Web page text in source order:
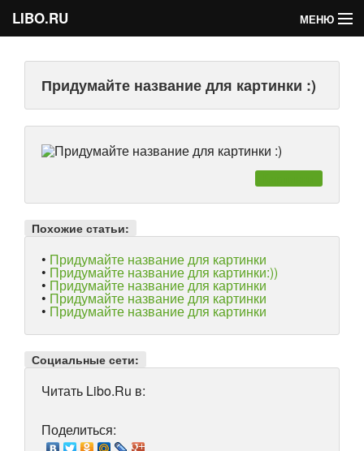
LIBO.RU МЕНЮ
Голосования
Букофки
Придумайте название для картинки :)
Похожие статьи:
• Придумайте название для картинки
• Придумайте название для картинки:))
• Придумайте название для картинки
• Придумайте название для картинки
• Придумайте название для картинки
Социальные сети:
Читать Libo.Ru в:
Поделиться: